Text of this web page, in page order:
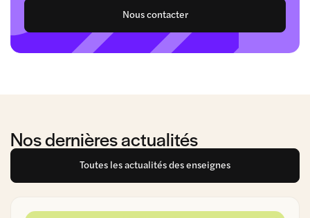
Nous contacter
Nos dernières actualités
Toutes les actualités des enseignes